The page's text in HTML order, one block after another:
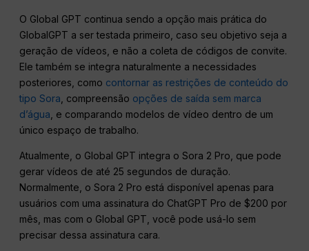
O Global GPT continua sendo a opção mais prática do
GlobalGPT a ser testada primeiro, caso seu objetivo seja a
geração de vídeos, e não a coleta de códigos de convite.
Ele também se integra naturalmente a necessidades
posteriores, como contornar as restrições de conteúdo do
tipo Sora , compreensão opções de saída sem marca
d’água , e comparando modelos de vídeo dentro de um
único espaço de trabalho.
Atualmente, o Global GPT integra o Sora 2 Pro, que pode
gerar vídeos de até 25 segundos de duração.
Normalmente, o Sora 2 Pro está disponível apenas para
usuários com uma assinatura do ChatGPT Pro de $200 por
mês, mas com o Global GPT, você pode usá-lo sem
precisar dessa assinatura cara.